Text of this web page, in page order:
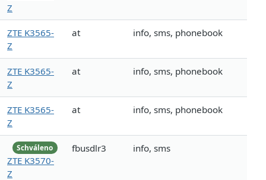
Z
ZTE K3565-
Z
at info, sms, phonebook
ZTE K3565-
Z
at info, sms, phonebook
ZTE K3565-
Z
at info, sms, phonebook
Schváleno
ZTE K3570-
Z
fbusdlr3 info, sms